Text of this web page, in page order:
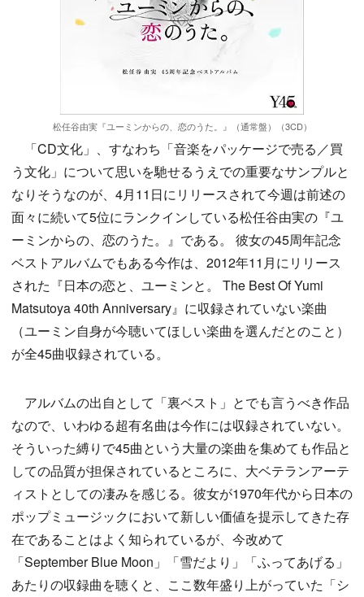
松任谷由実『ユーミンからの、恋のうた。』（通常盤）（3CD）
「CD文化」、すなわち「音楽をパッケージで売る／買
う文化」について思いを馳せるうえでの重要なサンプルと
なりそうなのが、4月11日にリリースされて今週は前述の
面々に続いて5位にランクインしている松任谷由実の『ユ
ーミンからの、恋のうた。』である。 彼女の45周年記念
ベストアルバムでもある今作は、2012年11月にリリース
された『日本の恋と、ユーミンと。 The Best Of Yumi
Matsutoya 40th Anniversary』に収録されていない楽曲
（ユーミン自身が今聴いてほしい楽曲を選んだとのこと）
が全45曲収録されている。
アルバムの出自として「裏ベスト」とでも言うべき作品
なので、いわゆる超有名曲は今作には収録されていない。
そういった縛りで45曲という大量の楽曲を集めても作品と
しての品質が担保されているところに、大ベテランアーテ
ィストとしての凄みを感じる。彼女が1970年代から日本の
ポップミュージックにおいて新しい価値を提示してきた存
在であることはよく知られているが、今改めて
「September Blue Moon」「雪だより」「ふってあげる」
あたりの収録曲を聴くと、ここ数年盛り上がっていた「シ